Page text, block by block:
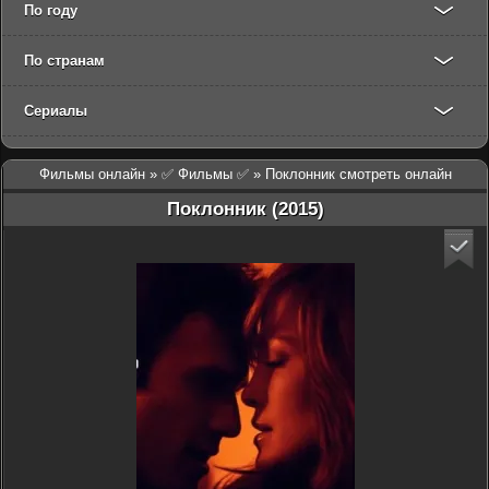
По году
По странам
Сериалы
Фильмы онлайн » ✅ Фильмы ✅ » Поклонник смотреть онлайн
Поклонник (2015)